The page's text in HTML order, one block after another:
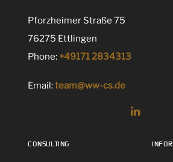
Pforzheimer Straße 75
76275 Ettlingen
Phone: +49171 2834313
Email:team@ww-cs.de
CONSULTING